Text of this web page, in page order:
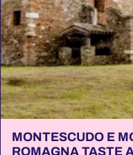
MONTESCUDO E
ROMAGNA TASTE